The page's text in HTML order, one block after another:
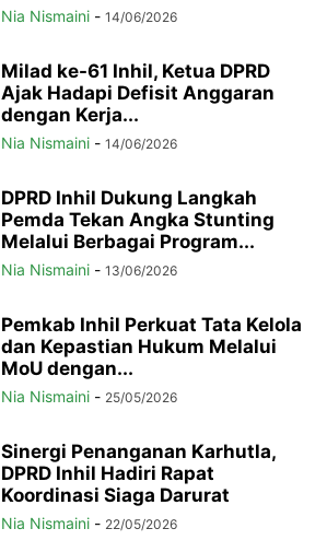
Nia Nismaini - 14/06/2026
Milad ke-61 Inhil, Ketua DPRD
Ajak Hadapi Defisit Anggaran
dengan Kerja...
Nia Nismaini - 14/06/2026
DPRD Inhil Dukung Langkah
Pemda Tekan Angka Stunting
Melalui Berbagai Program...
Nia Nismaini - 13/06/2026
Pemkab Inhil Perkuat Tata Kelola
dan Kepastian Hukum Melalui
MoU dengan...
Nia Nismaini - 25/05/2026
Sinergi Penanganan Karhutla,
DPRD Inhil Hadiri Rapat
Koordinasi Siaga Darurat
Nia Nismaini - 22/05/2026